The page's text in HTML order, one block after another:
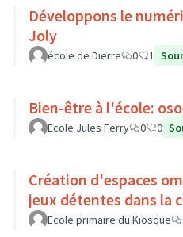
Développons le
Joly
école de Dierre 0 1
Bien-être à l'école:
Ecole Jules Ferry 0 0
Création d'espaces
jeux détentes dans la
Ecole primaire du Kiosque